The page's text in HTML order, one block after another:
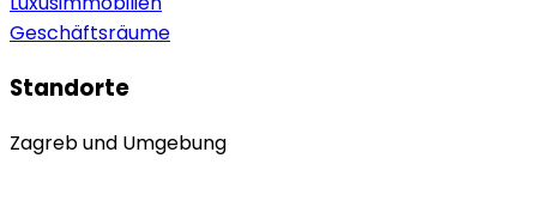
Geschäftsräume
Standorte
Zagreb und Umgebung